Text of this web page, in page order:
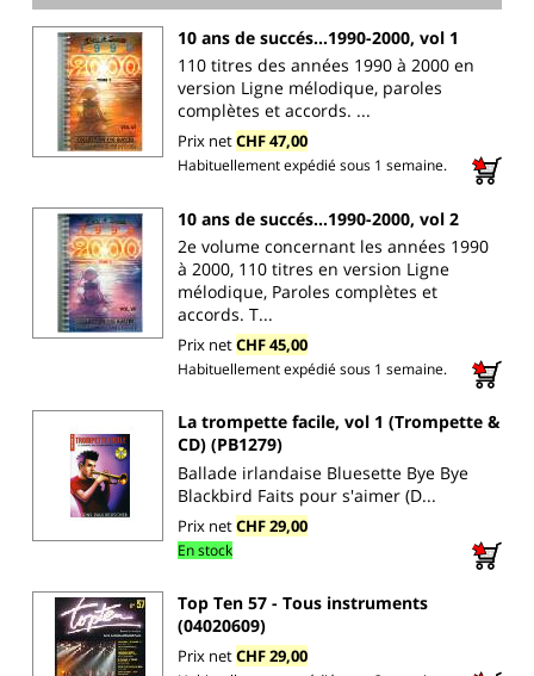
10 ans de succés...1990-2000, vol 1
110 titres des années 1990 à 2000 en
version Ligne mélodique, paroles
complètes et accords. ...
Prix netCHF 47,00
Habituellement expédié sous 1 semaine.
10 ans de succés...1990-2000, vol 2
2e volume concernant les années 1990
à 2000, 110 titres en version Ligne
mélodique, Paroles complètes et
accords. T...
Prix netCHF 45,00
Habituellement expédié sous 1 semaine.
La trompette facile, vol 1 (Trompette &
CD) (PB1279)
Ballade irlandaise Bluesette Bye Bye
Blackbird Faits pour s'aimer (D...
Prix netCHF 29,00
En stock
Top Ten 57 - Tous instruments
(04020609)
Prix netCHF 29,00